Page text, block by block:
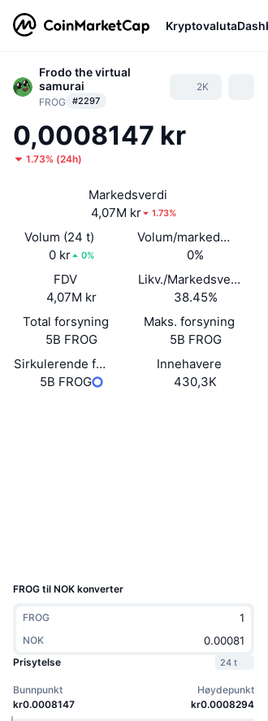
Kryptovaluta
Frodo the virtual
samurai
FROG #2297
2K
0,0008147 kr
1.73% (24h)
Markedsverdi
4,07M kr
1.73%
Volum (24 t)
0 kr
0%
Volum/markedsverdi
0%
FDV
4,07M kr
Likv./Markedsverdi
38.45%
Total forsyning
5B FROG
Maks. forsyning
5B FROG
Sirkulerende forsyning
5B FROG
Innehavere
430,3K
FROG til NOK konverter
FROG
NOK
Prisytelse
24 t
Bunnpunkt
kr0.0008147
Høydepunkt
kr0.0008294